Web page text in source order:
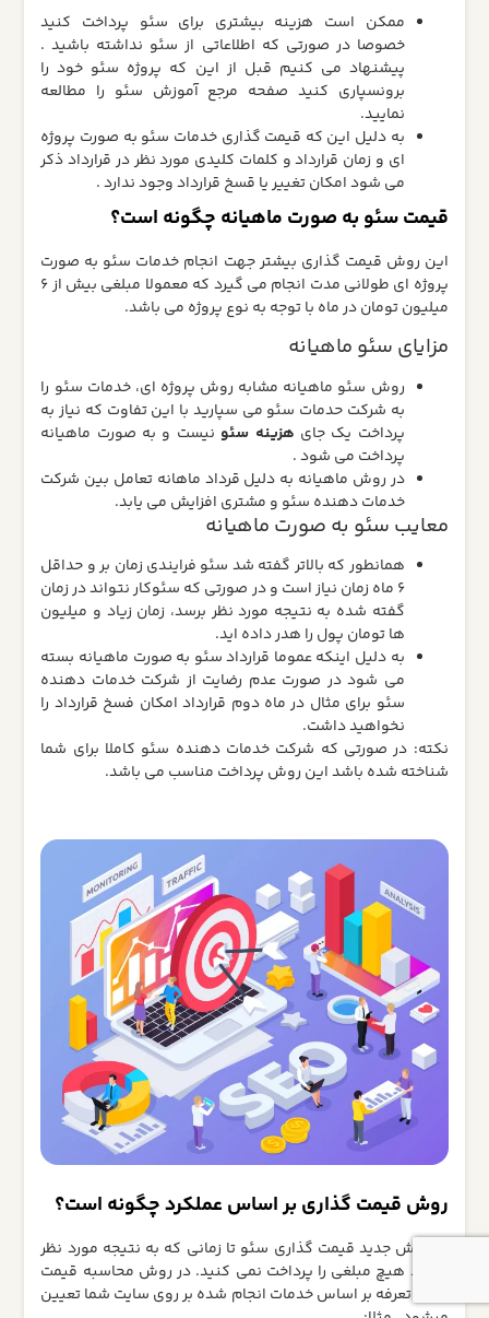
ممکن است هزینه بیشتری برای سئو پرداخت کنید
خصوصا در صورتی که اطلاعاتی از سئو نداشته باشید .
پیشنهاد می کنیم قبل از این که پروژه سئو خود را
برونسپاری کنید صفحه مرجع آموزش سئو را مطالعه
نمایید.
به دلیل این که قیمت گذاری خدمات سئو به صورت پروژه
ای و زمان قرارداد و کلمات کلیدی مورد نظر در قرارداد ذکر
می شود امکان تغییر یا قسخ قرارداد وجود ندارد .
قیمت سئو به صورت ماهیانه چگونه است؟
این روش قیمت گذاری بیشتر جهت انجام خدمات سئو به صورت
پروژه ای طولانی مدت انجام می گیرد که معمولا مبلغی بیش از 6
میلیون تومان در ماه با توجه به نوع پروژه می باشد.
مزایای سئو ماهیانه
روش سئو ماهیانه مشابه روش پروژه ای، خدمات سئو را
به شرکت حدمات سئو می سپارید با این تفاوت که نیاز به
پرداخت یک جای هزینه سئونیست و به صورت ماهیانه
پرداخت می شود .
در روش ماهیانه به دلیل قرداد ماهانه تعامل بین شرکت
خدمات دهنده سئو و مشتری افزایش می یابد.
معایب سئو به صورت ماهیانه
همانطور که بالاتر گفته شد سئو فرایندی زمان بر و حداقل
6 ماه زمان نیاز است و در صورتی که سئوکار نتواند در زمان
گفته شده به نتیجه مورد نظر برسد، زمان زیاد و میلیون
ها تومان پول را هدر داده اید.
به دلیل اینکه عموما قرارداد سئو به صورت ماهیانه بسته
می شود در صورت عدم رضایت از شرکت خدمات دهنده
سئو برای مثال در ماه دوم قرارداد امکان فسخ قرارداد را
نخواهید داشت.
نکته: در صورتی که شرکت خدمات دهنده سئو کاملا برای شما
شناخته شده باشد این روش پرداخت مناسب می باشد.
روش قیمت گذاری بر اساس عملکرد چگونه است؟
در روش جدید قیمت گذاری سئو تا زمانی که به نتیجه مورد نظر
نرسید هیچ مبلغی را پرداخت نمی کنید. در روش محاسبه قیمت
SEO ،‌ تعرفه بر اساس خدمات انجام شده بر روی سایت شما تعیین